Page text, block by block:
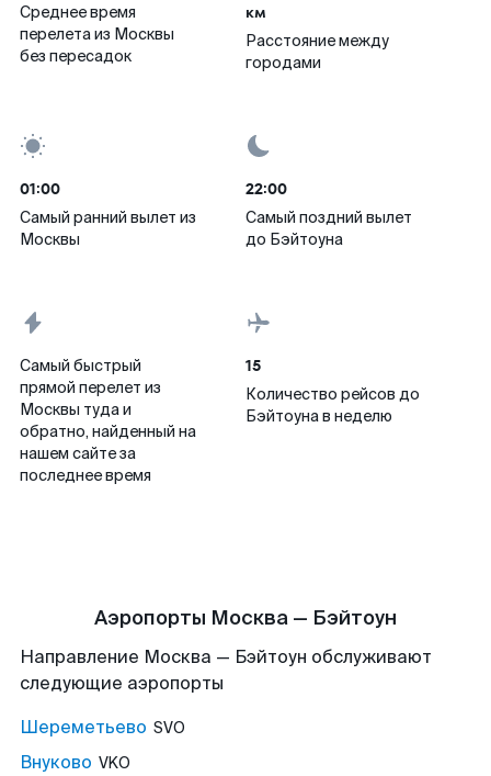
Среднее время
перелета из Москвы
без пересадок
км
Расстояние между
городами
01:00
Самый ранний вылет из
Москвы
22:00
Самый поздний вылет
до Бэйтоуна
Самый быстрый
прямой перелет из
Москвы туда и
обратно, найденный на
нашем сайте за
последнее время
15
Количество рейсов до
Бэйтоуна в неделю
Аэропорты Москва — Бэйтоун
Направление Москва — Бэйтоун обслуживают
следующие аэропорты
Шереметьево SVO
Внуково VKO